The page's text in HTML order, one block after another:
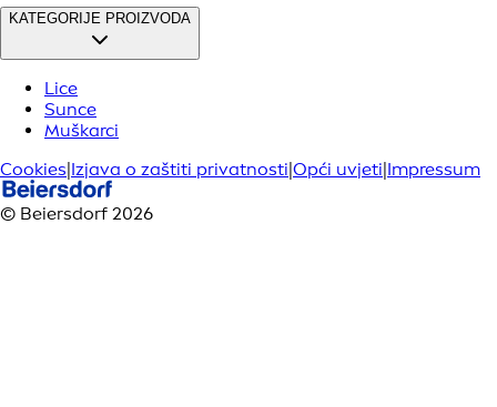
KATEGORIJE PROIZVODA
Lice
Sunce
Muškarci
Cookies|Izjava o zaštiti privatnosti|Opći uvjeti|Impressum
© Beiersdorf 2026